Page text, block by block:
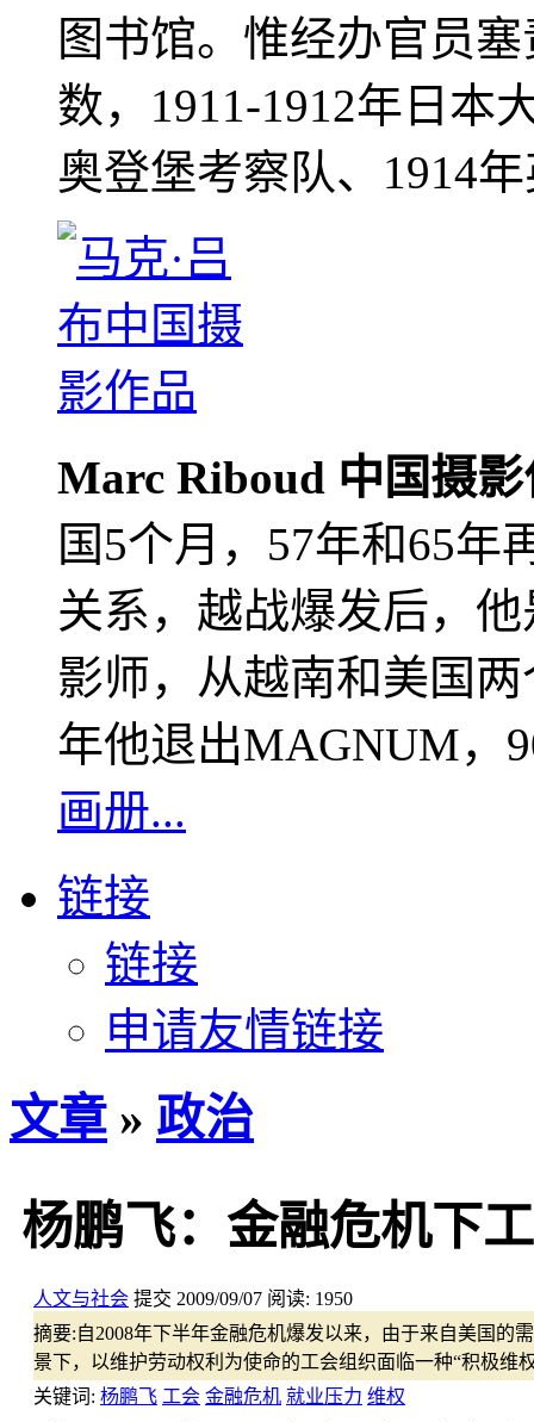
图书馆。惟经办官员
数，1911-1912年日本
奥登堡考察队、1914
Marc Riboud 中国摄
国5个月，57年和65年
关系，越战爆发后，
影师，从越南和美国
年他退出MAGNUM，
画册...
链接
链接
申请友情链接
文章 » 政治
杨鹏飞：金融危机下
人文与社会 提交 2009/09/07 阅读: 1950
摘要:自2008年下半年金融危机爆发以来，由于来自美国的
景下，以维护劳动权利为使命的工会组织面临一种“积极维
关键词: 杨鹏飞 工会 金融危机 就业压力 维权